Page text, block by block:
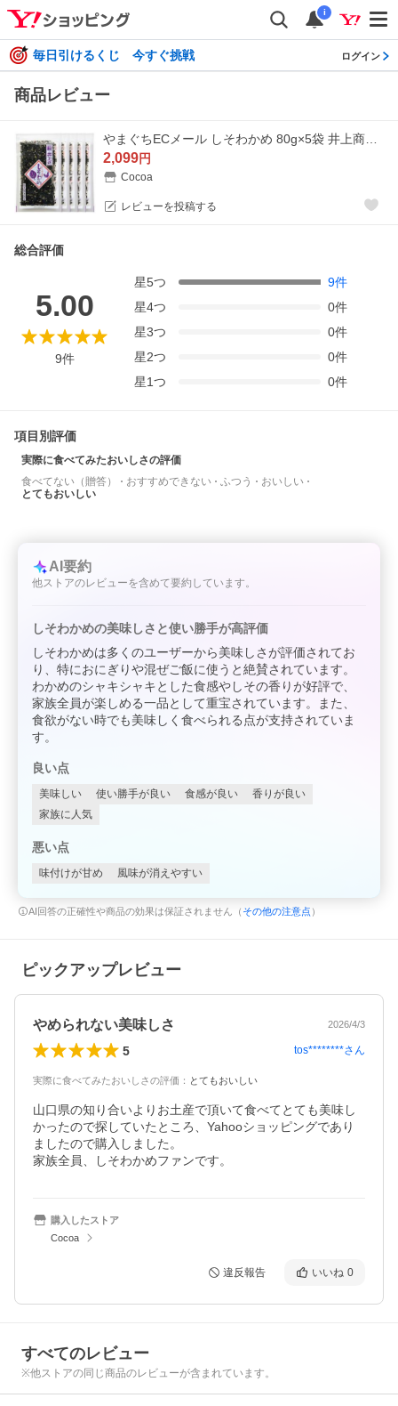
i
毎日引けるくじ 今すぐ挑戦 ログイン
商品レビュー
2,099円
Cocoa
レビューを投稿する
総合評価
5.00
9件
星5つ 9件
星4つ 0件
星3つ 0件
星2つ 0件
星1つ 0件
項目別評価
実際に食べてみたおいしさの評価
食べてない（贈答）
おすすめできない ふつう
おいしい
とてもおいしい
AI要約
他ストアのレビューを含めて要約しています。
しそわかめの美味しさと使い勝手が高評価
しそわかめは多くのユーザーから美味しさが評価されてお
り、特におにぎりや混ぜご飯に使うと絶賛されています。
わかめのシャキシャキとした食感やしその香りが好評で、
家族全員が楽しめる一品として重宝されています。また、
食欲がない時でも美味しく食べられる点が支持されていま
す。
良い点
美味しい 使い勝手が良い 食感が良い
香りが良い
家族に人気
悪い点
味付けが甘め 風味が消えやすい
AI回答の正確性や商品の効果は保証されません（ その他の注意点 ）
ピックアップレビュー
やめられない美味しさ 2026/4/3
5 tos********さん
実際に食べてみたおいしさの評価 ： とてもおいしい
山口県の知り合いよりお土産で頂いて食べてとても美味し
かったので探していたところ、Yahooショッピングであり
ましたので購入しました。
家族全員、しそわかめファンです。
購入したストア
Cocoa
違反報告 いいね 0
すべてのレビュー
※他ストアの同じ商品のレビューが含まれています。